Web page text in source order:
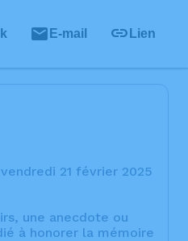
E-mail Lien
21 février 2025
une anecdote ou
à honorer la mémoire